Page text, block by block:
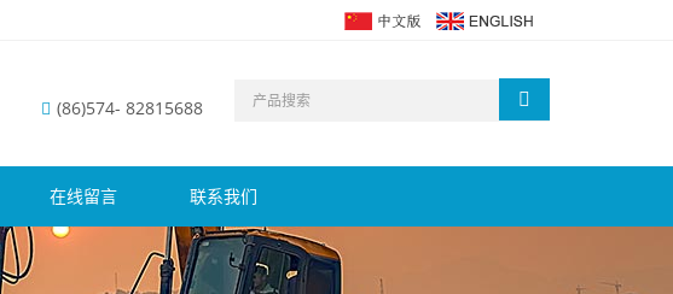
(86)574- 82815688
在线留言 联系我们